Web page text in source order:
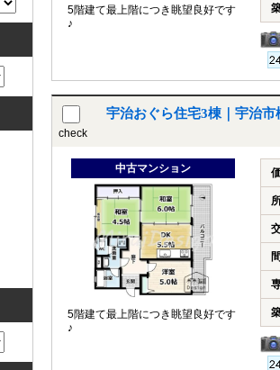
5階建て最上階につき眺望良好です
♪
check
宇治おぐら住宅3棟｜宇治
中古マンション
5階建て最上階につき眺望良好です
♪